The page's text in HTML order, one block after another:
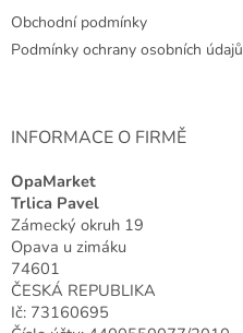
Obchodní podmínky
Podmínky ochrany osobních údajů
INFORMACE O FIRMĚ
OpaMarket
Trlica Pavel
Zámecký okruh 19
Opava u zimáku
74601
ČESKÁ REPUBLIKA
Ič: 73160695